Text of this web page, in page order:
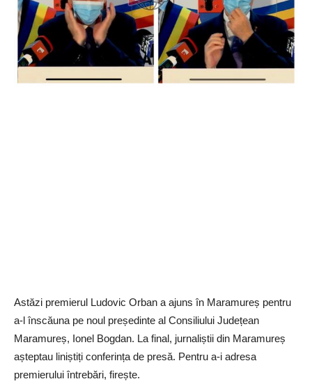
Astăzi premierul Ludovic Orban a ajuns în Maramureș pentru
a-l înscăuna pe noul președinte al Consiliului Județean
Maramureș, Ionel Bogdan. La final, jurnaliștii din Maramureș
așteptau liniștiți conferința de presă. Pentru a-i adresa
premierului întrebări, firește.